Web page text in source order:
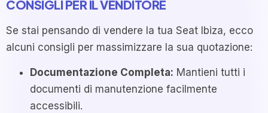
CONSIGLI PER IL VENDITORE
Se stai pensando di vendere la tua Seat Ibiza, ecco
alcuni consigli per massimizzare la sua quotazione:
Documentazione Completa: Mantieni tutti i
documenti di manutenzione facilmente
accessibili.